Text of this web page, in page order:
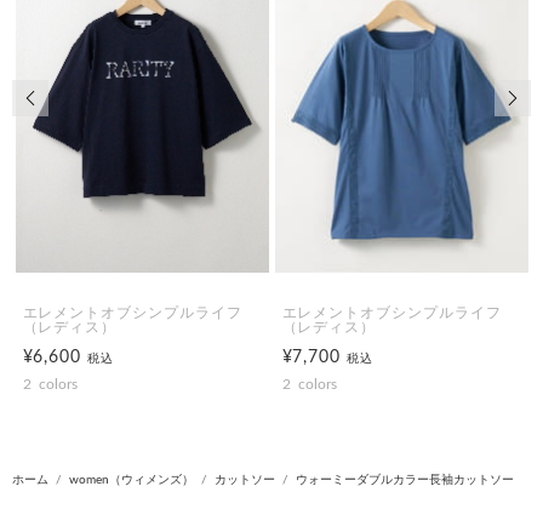
エレメントオブシンプルライフ
（レディス）
¥6,600税込
2 colors
エレメントオブシンプルライフ
（レディス）
¥7,700税込
2 colors
前の画像
ホーム women（ウィメンズ） カットソー ウォーミーダブルカラー長袖カットソー